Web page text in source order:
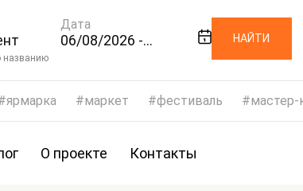
Дата
06/08/2026 -
Поиск по названию
НАЙТИ
ярмарка маркет фестиваль мастер-
О проекте Контакты